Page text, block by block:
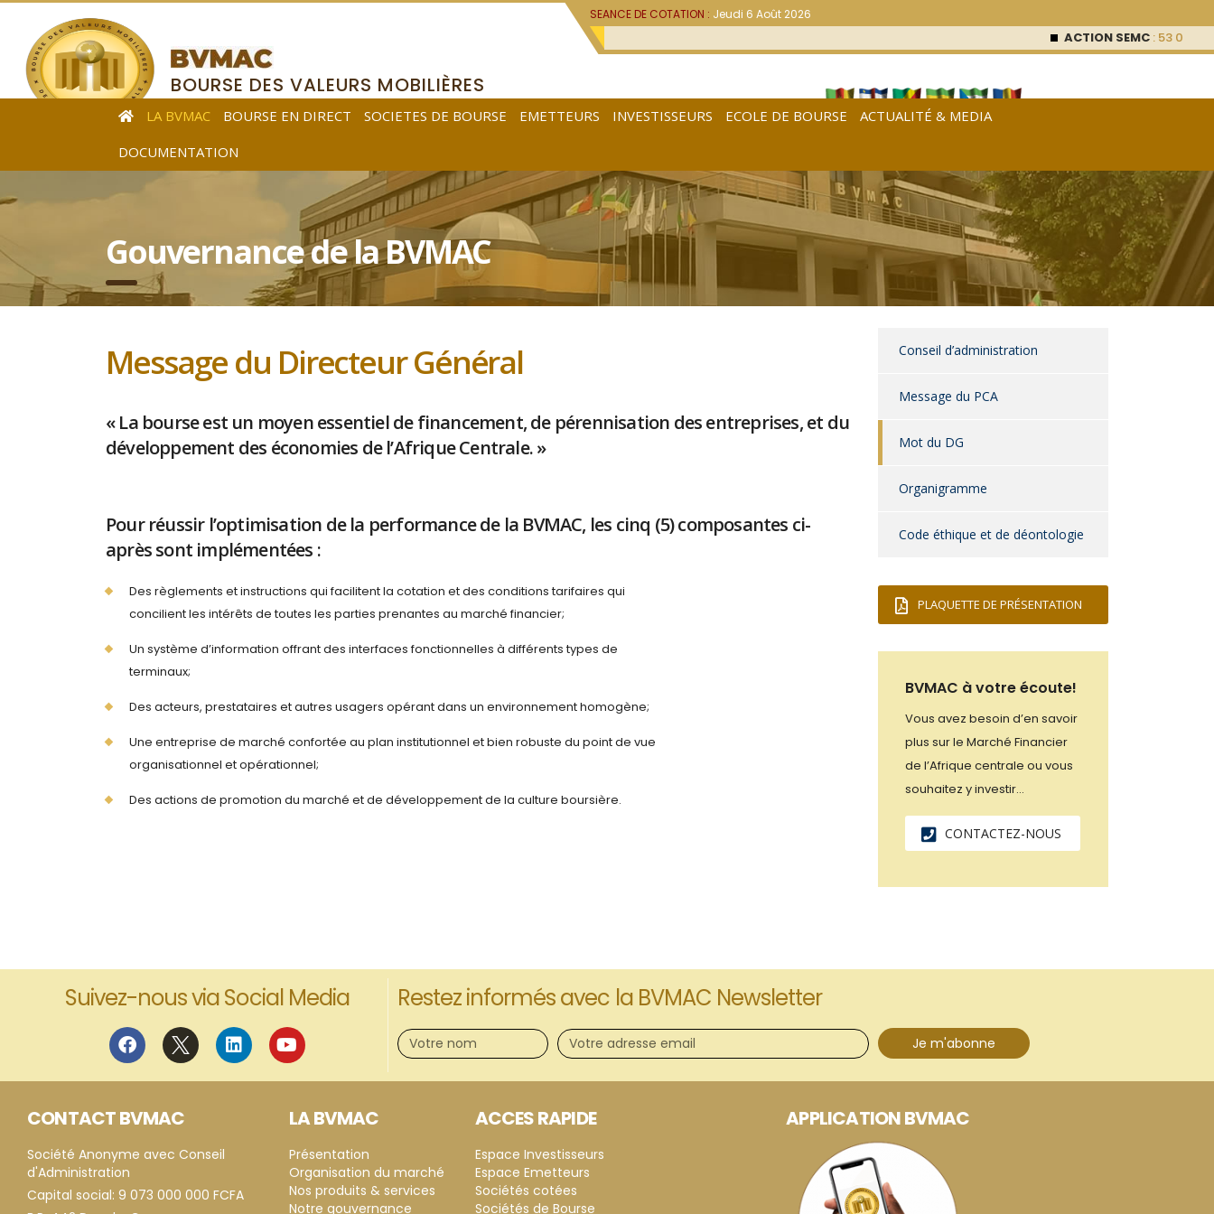
SEANCE DE COTATION : Jeudi 6 Août 2026
ACTION SEMC: 53 000
BOURSE DES VALEURS MOBILIÈRES
DE L’AFRIQUE CENTRALE
LA BVMAC BOURSE EN DIRECT SOCIETES DE BOURSE EMETTEURS INVESTISSEURS ECOLE DE BOURSE
ACTUALITÉ & MEDIA
DOCUMENTATION
Gouvernance de la BVMAC
Message du Directeur Général
« La bourse est un moyen essentiel de financement, de pérennisation des entreprises, et du
développement des économies de l’Afrique Centrale. »
Pour réussir l’optimisation de la performance de la BVMAC, les cinq (5) composantes ci-
après sont implémentées :
Des règlements et instructions qui facilitent la cotation et des conditions tarifaires qui
concilient les intérêts de toutes les parties prenantes au marché financier;
Un système d’information offrant des interfaces fonctionnelles à différents types de
terminaux;
Des acteurs, prestataires et autres usagers opérant dans un environnement homogène;
Une entreprise de marché confortée au plan institutionnel et bien robuste du point de vue
organisationnel et opérationnel;
Des actions de promotion du marché et de développement de la culture boursière.
Conseil d’administration
Message du PCA
Mot du DG
Organigramme
Code éthique et de déontologie
PLAQUETTE DE PRÉSENTATION
BVMAC à votre écoute!
Vous avez besoin d’en savoir
plus sur le Marché Financier
de l’Afrique centrale ou vous
souhaitez y investir…
CONTACTEZ-NOUS
Suivez-nous via Social Media Restez informés avec la BVMAC Newsletter
Je m'abonne
CONTACT BVMAC
Société Anonyme avec Conseil
d'Administration
Capital social: 9 073 000 000 FCFA
LA BVMAC
Présentation
Organisation du marché
Nos produits & services
Notre gouvernance
ACCES RAPIDE
Espace Investisseurs
Espace Emetteurs
Sociétés cotées
Sociétés de Bourse
APPLICATION BVMAC